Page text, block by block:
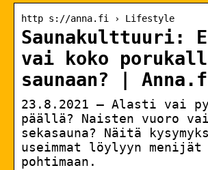
http s://anna.fi › Lifestyle
Saunakulttuuri:
vai koko
saunaan? |
23.8.2021 — Alasti vai
päällä? Naisten vuoro vai
sekasauna? Näitä
useimmat löylyyn
pohtimaan.